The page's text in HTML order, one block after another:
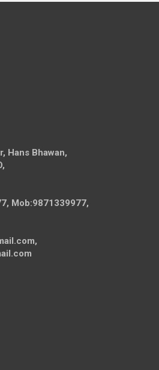
Hans Bhawan,
Mob:9871339977,